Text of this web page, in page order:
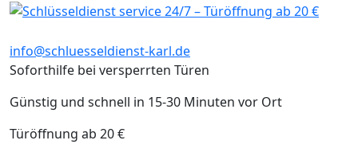
info@schluesseldienst-karl.de
Soforthilfe bei versperrten Türen
Günstig und schnell in 15-30 Minuten vor Ort
Türöffnung ab 20 €